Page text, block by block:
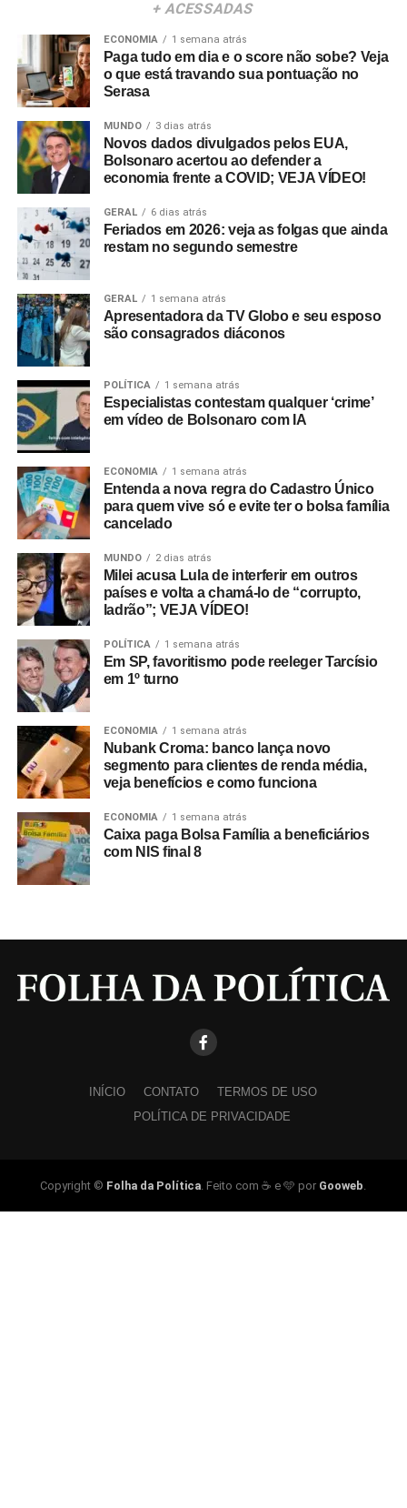
+ ACESSADAS
ECONOMIA 1 semana atrás
Paga tudo em dia e o score não sobe? Veja
o que está travando sua pontuação no
Serasa
MUNDO 3 dias atrás
Novos dados divulgados pelos EUA,
Bolsonaro acertou ao defender a
economia frente a COVID; VEJA VÍDEO!
GERAL 6 dias atrás
Feriados em 2026: veja as folgas que ainda
restam no segundo semestre
GERAL 1 semana atrás
Apresentadora da TV Globo e seu esposo
são consagrados diáconos
POLÍTICA 1 semana atrás
Especialistas contestam qualquer ‘crime’
em vídeo de Bolsonaro com IA
ECONOMIA 1 semana atrás
Entenda a nova regra do Cadastro Único
para quem vive só e evite ter o bolsa família
cancelado
MUNDO 2 dias atrás
Milei acusa Lula de interferir em outros
países e volta a chamá-lo de “corrupto,
ladrão”; VEJA VÍDEO!
POLÍTICA 1 semana atrás
Em SP, favoritismo pode reeleger Tarcísio
em 1º turno
ECONOMIA 1 semana atrás
Nubank Croma: banco lança novo
segmento para clientes de renda média,
veja benefícios e como funciona
ECONOMIA 1 semana atrás
Caixa paga Bolsa Família a beneficiários
com NIS final 8
INÍCIO CONTATO
TERMOS DE USO
POLÍTICA DE PRIVACIDADE
Copyright © Folha da Política. Feito com ☕ e 🩵 por Gooweb.